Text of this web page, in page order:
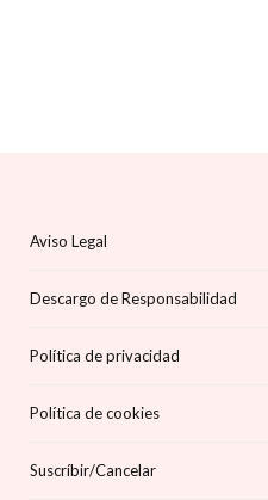
Aviso Legal
Descargo de Responsabilidad
Política de privacidad
Política de cookies
Suscríbir/Cancelar